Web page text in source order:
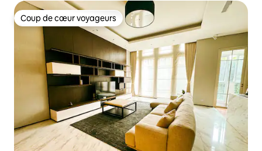
Coup de cœur voyageurs
Coup de cœur voyageurs